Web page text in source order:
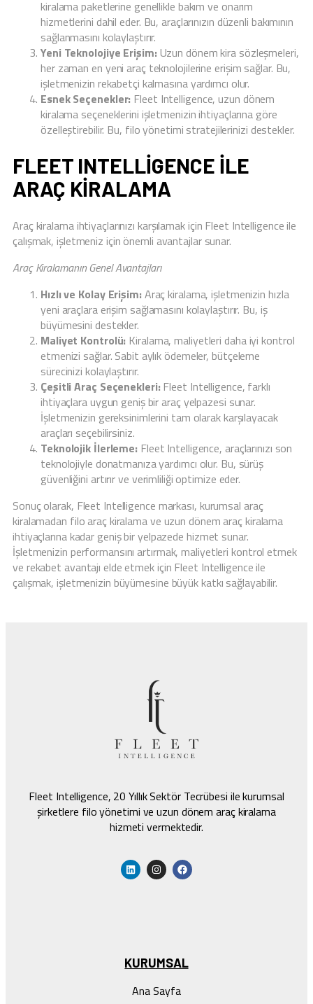
kiralama paketlerine genellikle bakım ve onarım
hizmetlerini dahil eder. Bu, araçlarınızın düzenli bakımının
sağlanmasını kolaylaştırır.
Yeni Teknolojiye Erişim: Uzun dönem kira sözleşmeleri,
her zaman en yeni araç teknolojilerine erişim sağlar. Bu,
işletmenizin rekabetçi kalmasına yardımcı olur.
Esnek Seçenekler: Fleet Intelligence, uzun dönem
kiralama seçeneklerini işletmenizin ihtiyaçlarına göre
özelleştirebilir. Bu, filo yönetimi stratejilerinizi destekler.
FLEET INTELLIGENCE ILE
ARAÇ KIRALAMA
Araç kiralama ihtiyaçlarınızı karşılamak için Fleet Intelligence ile
çalışmak, işletmeniz için önemli avantajlar sunar.
Araç Kiralamanın Genel Avantajları
Hızlı ve Kolay Erişim: Araç kiralama, işletmenizin hızla
yeni araçlara erişim sağlamasını kolaylaştırır. Bu, iş
büyümesini destekler.
Maliyet Kontrolü: Kiralama, maliyetleri daha iyi kontrol
etmenizi sağlar. Sabit aylık ödemeler, bütçeleme
sürecinizi kolaylaştırır.
Çeşitli Araç Seçenekleri: Fleet Intelligence, farklı
ihtiyaçlara uygun geniş bir araç yelpazesi sunar.
İşletmenizin gereksinimlerini tam olarak karşılayacak
araçları seçebilirsiniz.
Teknolojik İlerleme: Fleet Intelligence, araçlarınızı son
teknolojiyle donatmanıza yardımcı olur. Bu, sürüş
güvenliğini artırır ve verimliliği optimize eder.
Sonuç olarak, Fleet Intelligence markası, kurumsal araç
kiralamadan filo araç kiralama ve uzun dönem araç kiralama
ihtiyaçlarına kadar geniş bir yelpazede hizmet sunar.
İşletmenizin performansını artırmak, maliyetleri kontrol etmek
ve rekabet avantajı elde etmek için Fleet Intelligence ile
çalışmak, işletmenizin büyümesine büyük katkı sağlayabilir.
Fleet Intelligence, 20 Yıllık Sektör Tecrübesi ile kurumsal
şirketlere filo yönetimi ve uzun dönem araç kiralama
hizmeti vermektedir.
KURUMSAL
Ana Sayfa